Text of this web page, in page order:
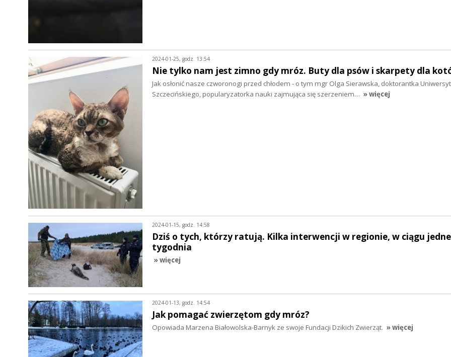
2024-01-25, godz. 13:54
Nie tylko nam jest zimno gdy mróz. Buty dla psów i skarpety dla
Jak osłonić nasze czworonogi przed chłodem - o tym mgr Olga Sierawska, doktorantka
Szczecińskiego, popularyzatorka nauki zajmująca się szerzeniem… » więcej
2024-01-15, godz. 14:58
Dziś o tych, którzy ratują. Kilka interwencji w regionie, w ciągu
tygodnia
» więcej
2024-01-13, godz. 14:54
Jak pomagać zwierzętom gdy mróz?
Opowiada Marzena Białowolska-Barnyk ze swoje Fundacji Dzikich Zwierząt. » więcej